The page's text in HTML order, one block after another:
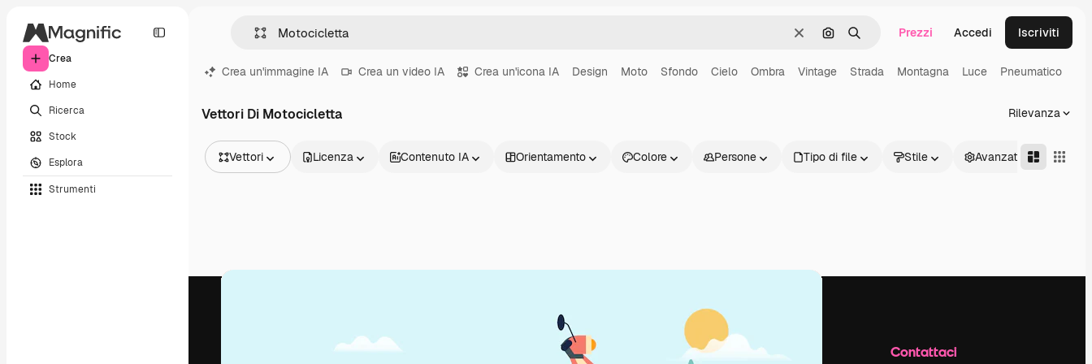
Crea
Home
Ricerca
Stock
Esplora
Strumenti
CancellaCerca per immagine
Ricerca Prezzi Accedi Iscriviti
Crea un'immagine IA Crea un video IA Crea un'icona IA Design Moto Sfondo Cielo Ombra Vintage Strada Montagna Luce Pneumatico
Vettori Di Motocicletta Rilevanza
Vettori
Video
Licenza Contenuto IA Orientamento Colore Persone Tipo di file Stile Avanzate
Azienda Contattaci